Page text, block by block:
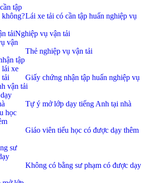
Lái xe tải có cần tập huấn nghiệp vụ
Nghiệp vụ vận tải
Thẻ nghiệp vụ vận tải
Giấy chứng nhận tập huấn nghiệp vụ
vận tải
Tự ý mở lớp dạy tiếng Anh tại nhà
Giáo viên tiểu học có được dạy thêm
Không có bằng sư phạm có được dạy